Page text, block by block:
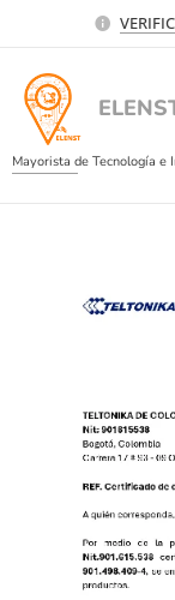
Mayorista de Tecnología e